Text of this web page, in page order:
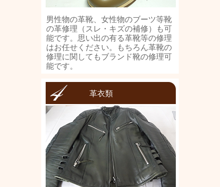
男性物の革靴、女性物のブーツ等靴
の革修理（スレ・キズの補修）も可
能です。思い出の有る革靴等の修理
はお任せください。もちろん革靴の
修理に関してもブランド靴の修理可
能です。
革衣類